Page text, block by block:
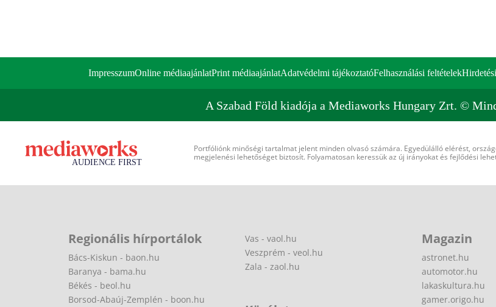
ImpresszumOnline médiaajánlatPrint médiaajánlatAdatvédelmi tájékoztatóFelhasználási feltételek
A Szabad Föld kiadója a Mediaworks Hungary Zrt. ©
Portfóliónk minőségi tartalmat jelent minden olvasó számára. Egyedülálló elérést,
megjelenési lehetőséget biztosít. Folyamatosan keressük az új irányokat és fejlődési
Regionális hírportálok
Bács-Kiskun - baon.hu
Baranya - bama.hu
Békés - beol.hu
Borsod-Abaúj-Zemplén - boon.hu
Vas - vaol.hu
Veszprém - veol.hu
Zala - zaol.hu
Magazin
astronet.hu
automotor.hu
lakaskultura.hu
gamer.origo.hu